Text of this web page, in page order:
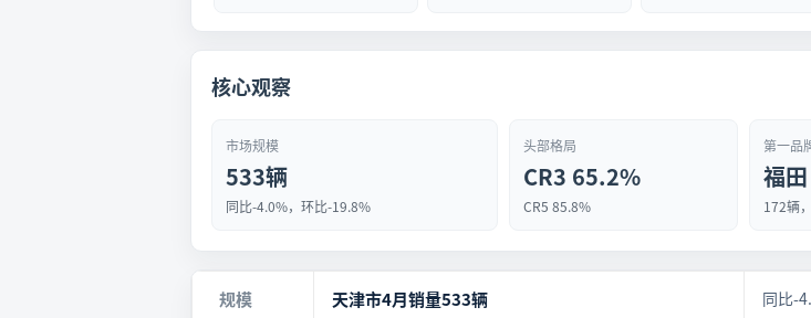
核心观察
市场规模
533辆
同比-4.0%，环比-19.8%
头部格局
CR3 65.2%
CR5 85.8%
第一品
福田
172辆
规模 天津市4月销量533辆 同比-